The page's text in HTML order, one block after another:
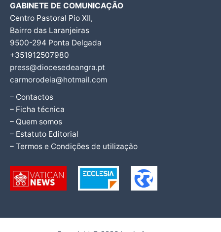
GABINETE DE COMUNICAÇÃO
Centro Pastoral Pio XII,
Bairro das Laranjeiras
9500-294 Ponta Delgada
+351912507980
press@diocesedeangra.pt
carmorodeia@hotmail.com
– Contactos
– Ficha técnica
– Quem somos
– Estatuto Editorial
– Termos e Condições de utilização